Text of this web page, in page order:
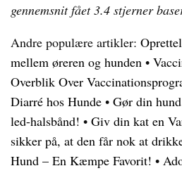
gennemsnit fået3.4 stjerner
Andre populære artikler:
mellem øreren og hunden •
Overblik Over
Diarré hos Hunde • Gør din
led-halsbånd! • Giv din kat en
sikker på, at den får nok at
Hund – En Kæmpe Favorit! •